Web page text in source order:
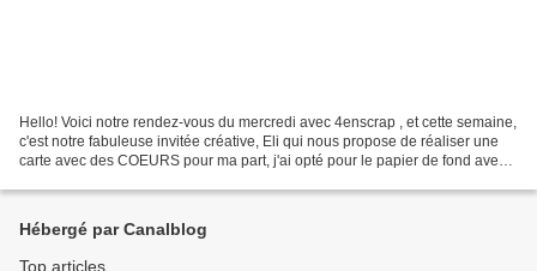
Hello! Voici notre rendez-vous du mercredi avec 4enscrap , et cette semaine,
c'est notre fabuleuse invitée créative, Eli qui nous propose de réaliser une
carte avec des COEURS pour ma part, j'ai opté pour le papier de fond avec
Hébergé par Canalblog
Top articles